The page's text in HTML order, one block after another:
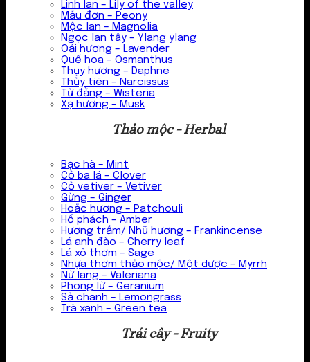
Linh lan – Lily of the valley
Mẫu đơn – Peony
Mộc lan – Magnolia
Ngọc lan tây – Ylang ylang
Oải hương – Lavender
Quế hoa – Osmanthus
Thụy hương – Daphne
Thủy tiên – Narcissus
Tử đằng – Wisteria
Xạ hương – Musk
Thảo mộc - Herbal
Bạc hà – Mint
Cỏ ba lá – Clover
Cỏ vetiver – Vetiver
Gừng – Ginger
Hoắc hương – Patchouli
Hổ phách – Amber
Hương trầm/ Nhũ hương – Frankincense
Lá anh đào – Cherry leaf
Lá xô thơm – Sage
Nhựa thơm thảo mộc/ Một dược – Myrrh
Nữ lang – Valeriana
Phong lữ – Geranium
Sả chanh – Lemongrass
Trà xanh – Green tea
Trái cây - Fruity